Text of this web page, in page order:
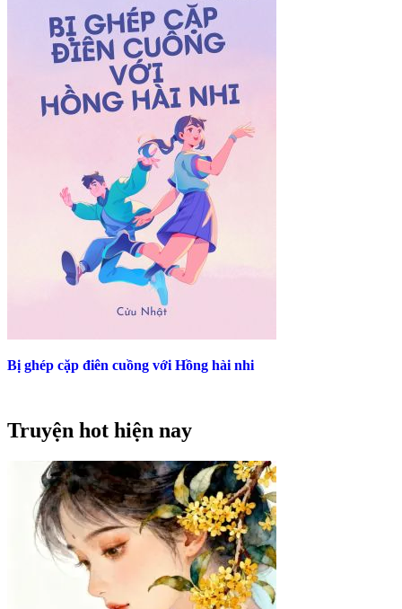
Bị ghép cặp điên cuồng với Hồng hài nhi
Truyện hot hiện nay